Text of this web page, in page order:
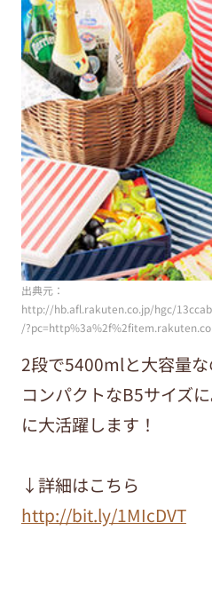
出典元：
http://hb.afl.rakuten.co.jp/hgc/
/
2段で5400mlと大容量
コンパクトなB5サイズ
に大活躍します！
↓詳細はこちら
http://bit.ly/1MIcDVT